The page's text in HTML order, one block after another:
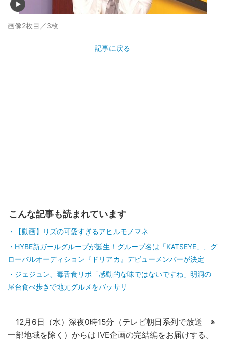
画像2枚目／3枚
記事に戻る
こんな記事も読まれています
【動画】リズの可愛すぎるアヒルモノマネ
HYBE新ガールグループが誕生！グループ名は「KATSEYE」、グ
ローバルオーディション『ドリアカ』デビューメンバーが決定
ジェジュン、毒舌食リポ「感動的な味ではないですね」明洞の
屋台食べ歩きで地元グルメをバッサリ
12月6日（水）深夜0時15分（テレビ朝日系列で放送 ※
一部地域を除く）からは IVE企画の完結編をお届けする。